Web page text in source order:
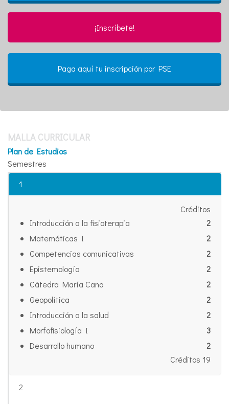
¡Inscríbete!
Paga aquí tu inscripción por PSE
MALLA CURRICULAR
Plan de Estudios
Semestres
1
Créditos
Introducción a la fisioterapia
2
Matemáticas I
2
Competencias comunicativas
2
Epistemología
2
Cátedra María Cano
2
Geopolítica
2
Introducción a la salud
2
Morfofisiología I
3
Desarrollo humano
2
Créditos 19
2